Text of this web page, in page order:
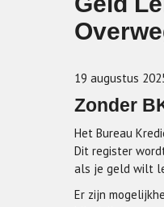
19 augustus
Zonder
Het Bureau
Dit register
als je geld wilt
Er zijn